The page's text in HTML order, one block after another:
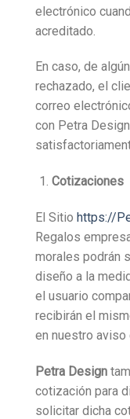
electrónico
acreditado.
En caso, de
rechazado, el
correo
con Petra
Cotizaciones
El Sitio https://
Regalos
morales podrán
diseño a la
el usuario
recibirán el
en nuestro aviso
Petra Design
cotización para
solicitar dicha